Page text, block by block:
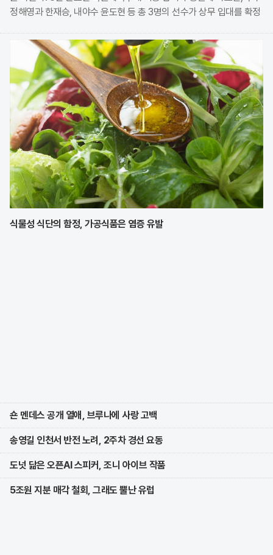
정해영과 한재승, 내야수 윤도현 등 총 3명의 선수가 상무 입대를 확정
을 보였으나, 최종적으로 구단과
식물성 식단의 함정, 가공식품은 염증 유발
숀 멘데스 공개 열애, 브루나에 사랑 고백
송영길 인천서 반전 노려, 2주차 경선 요동
도넛 닮은 오픈AI 스피커, 조니 아이브 작품
5조원 지분 매각 철회, 그래도 뿔난 유럽